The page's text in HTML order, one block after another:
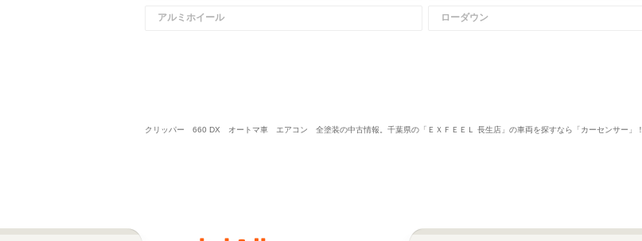
アルミホイール ローダウン
クリッパー 660 DX オートマ車 エアコン 全塗装の中古情報。千葉県の「ＥＸＦＥＥＬ 長生店」の車両を探すなら「カーセンサー」！